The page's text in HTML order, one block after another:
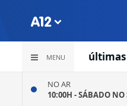
MENU últimas
NO AR
10:00H -SÁBADO